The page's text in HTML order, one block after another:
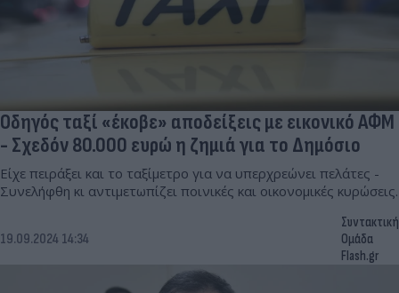
Οδηγός ταξί «έκοβε» αποδείξεις με εικονικό ΑΦΜ
- Σχεδόν 80.000 ευρώ η ζημιά για το Δημόσιο
Είχε πειράξει και το ταξίμετρο για να υπερχρεώνει πελάτες -
Συνελήφθη κι αντιμετωπίζει ποινικές και οικονομικές κυρώσεις.
19.09.2024 14:34
Συντακτική
Ομάδα
Flash.gr